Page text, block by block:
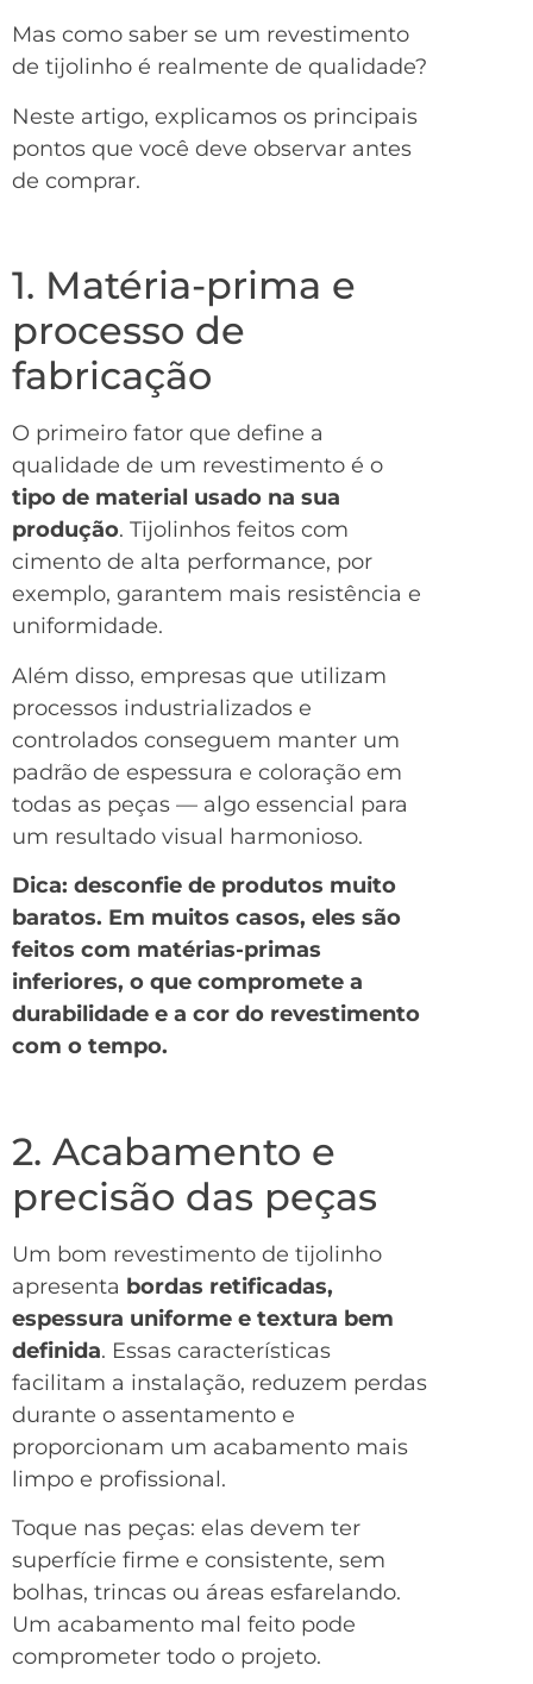
Mas como saber se um revestimento
de tijolinho é realmente de qualidade?
Neste artigo, explicamos os principais
pontos que você deve observar antes
de comprar.
1. Matéria-prima e
processo de
fabricação
O primeiro fator que define a
qualidade de um revestimento é o
tipo de material usado na sua
produção. Tijolinhos feitos com
cimento de alta performance, por
exemplo, garantem mais resistência e
uniformidade.
Além disso, empresas que utilizam
processos industrializados e
controlados conseguem manter um
padrão de espessura e coloração em
todas as peças — algo essencial para
um resultado visual harmonioso.
Dica: desconfie de produtos muito
baratos. Em muitos casos, eles são
feitos com matérias-primas
inferiores, o que compromete a
durabilidade e a cor do revestimento
com o tempo.
2. Acabamento e
precisão das peças
Um bom revestimento de tijolinho
apresenta bordas retificadas,
espessura uniforme e textura bem
definida. Essas características
facilitam a instalação, reduzem perdas
durante o assentamento e
proporcionam um acabamento mais
limpo e profissional.
Toque nas peças: elas devem ter
superfície firme e consistente, sem
bolhas, trincas ou áreas esfarelando.
Um acabamento mal feito pode
comprometer todo o projeto.